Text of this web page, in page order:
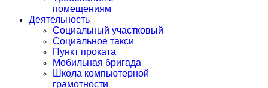
помещениям
Деятельность
Социальный участковый
Социальное такси
Пункт проката
Мобильная бригада
Школа компьютерной
грамотности